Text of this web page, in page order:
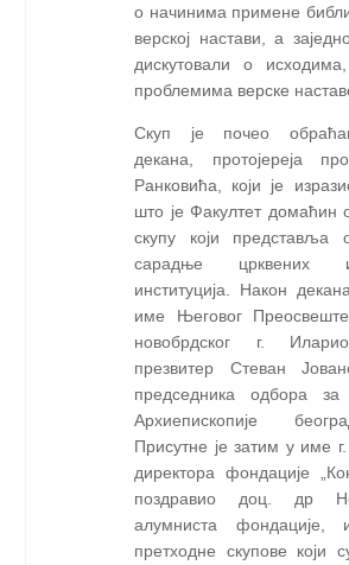
о начинима примене
верској настави, а
дискутовали о
проблемима верске
Скуп је почео
декана, протојереја
Ранковића, који је
што је Факултет домаћин
скупу који представља
сарадње црквених
институција. Након
име Његовог
новобрдског г.
презвитер Стеван
председника одбора за
Архиепископије
Присутне је затим у име
директора фондације
поздравио доц. др
алумниста фондације,
претходне скупове који